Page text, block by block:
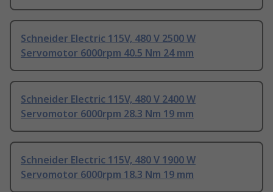
Schneider Electric 115V, 480 V 2500 W
Servomotor 6000rpm 40.5 Nm 24 mm
Schneider Electric 115V, 480 V 2400 W
Servomotor 6000rpm 28.3 Nm 19 mm
Schneider Electric 115V, 480 V 1900 W
Servomotor 6000rpm 18.3 Nm 19 mm